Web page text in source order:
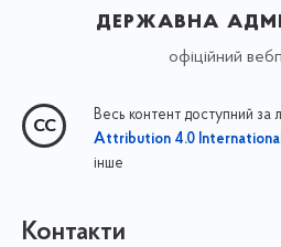
державна
офіційний
Весь контент доступний за
Attribution 4.0
інше
Контакти